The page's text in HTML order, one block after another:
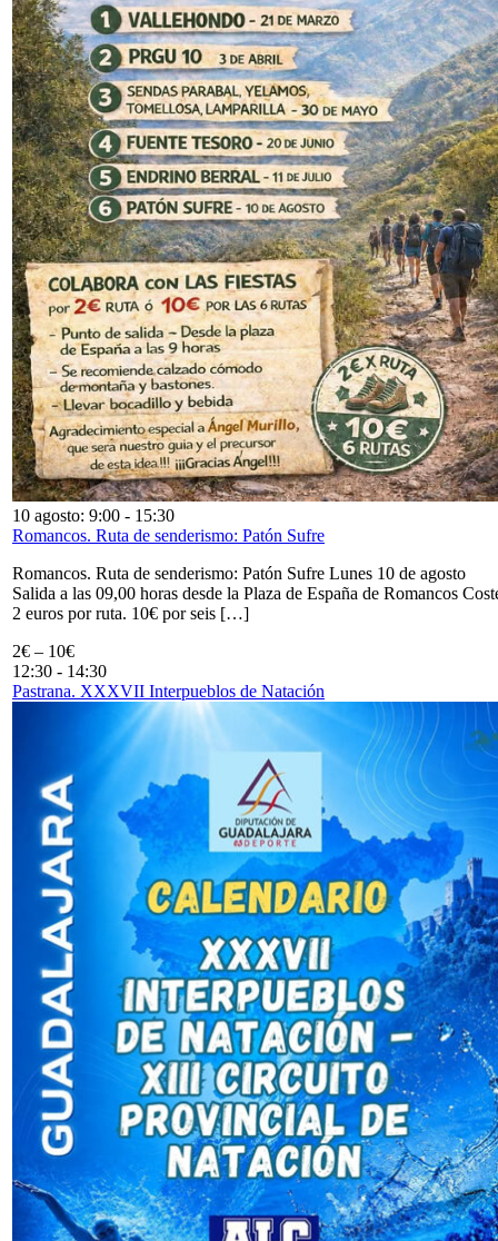
10 agosto: 9:00 - 15:30
Romancos. Ruta de senderismo: Patón Sufre
Romancos. Ruta de senderismo: Patón Sufre Lunes 10 de agosto
Salida a las 09,00 horas desde la Plaza de España de Romancos
2 euros por ruta. 10€ por seis […]
2€ – 10€
12:30 - 14:30
Pastrana. XXXVII Interpueblos de Natación